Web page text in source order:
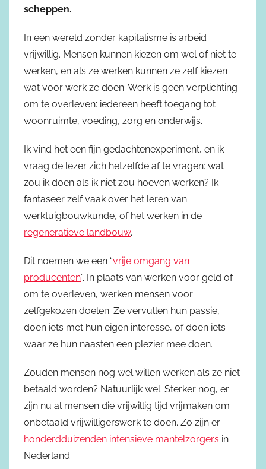
scheppen.
In een wereld zonder kapitalisme is arbeid
vrijwillig. Mensen kunnen kiezen om wel of niet te
werken, en als ze werken kunnen ze zelf kiezen
wat voor werk ze doen. Werk is geen verplichting
om te overleven: iedereen heeft toegang tot
woonruimte, voeding, zorg en onderwijs.
Ik vind het een fijn gedachtenexperiment, en ik
vraag de lezer zich hetzelfde af te vragen: wat
zou ik doen als ik niet zou hoeven werken? Ik
fantaseer zelf vaak over het leren van
werktuigbouwkunde, of het werken in de
regeneratieve landbouw.
Dit noemen we een “vrije omgang van
producenten“. In plaats van werken voor geld of
om te overleven, werken mensen voor
zelfgekozen doelen. Ze vervullen hun passie,
doen iets met hun eigen interesse, of doen iets
waar ze hun naasten een plezier mee doen.
Zouden mensen nog wel willen werken als ze niet
betaald worden? Natuurlijk wel. Sterker nog, er
zijn nu al mensen die vrijwillig tijd vrijmaken om
onbetaald vrijwilligerswerk te doen. Zo zijn er
honderdduizenden intensieve mantelzorgers in
Nederland.